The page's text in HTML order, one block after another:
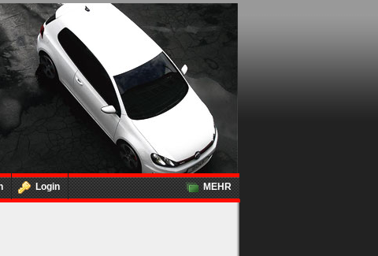
Login MEHR